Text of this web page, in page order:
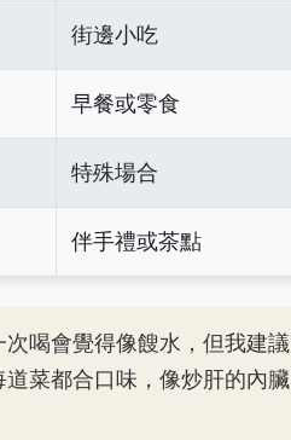
街邊小吃
早餐或零食
特殊場合
伴手禮或茶點
喝會覺得像餿水，但我建議
菜都合口味，像炒肝的內臟